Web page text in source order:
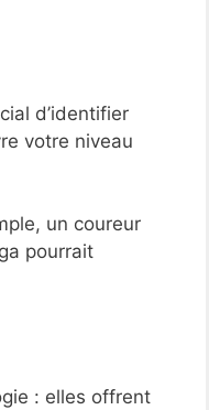
d’identifier
votre niveau
un coureur
pourrait
: elles offrent